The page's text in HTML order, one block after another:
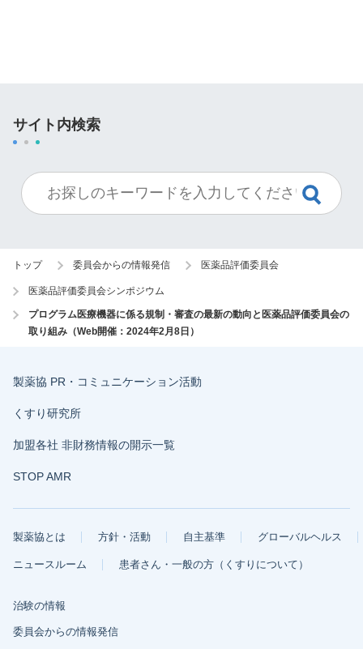
サイト内検索
トップ 委員会からの情報発信 医薬品評価委員会
医薬品評価委員会シンポジウム
プログラム医療機器に係る規制・審査の最新の動向と医薬品評価委員会の
取り組み（Web開催：2024年2月8日）
製薬協 PR・コミュニケーション活動
くすり研究所
加盟各社 非財務情報の開示一覧
STOP AMR
製薬協とは 方針・活動 自主基準 グローバルヘルス
ニュースルーム 患者さん・一般の方（くすりについて）
治験の情報
委員会からの情報発信